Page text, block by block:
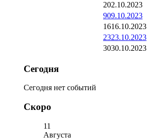
202.10.2023
909.10.2023
1616.10.2023
2323.10.2023
3030.10.2023
Сегодня
Сегодня нет событий
Скоро
11
Августа